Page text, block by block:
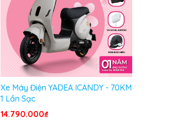
Xe Máy Điện YADEA ICANDY - 70KM
1 Lần Sạc
14.790.000₫